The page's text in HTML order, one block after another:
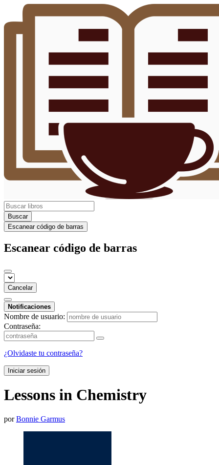
Buscar
Escanear código de barras
Escanear código de barras
Cancelar
Notificaciones
Nombre de usuario:
Contraseña:
¿Olvidaste tu contraseña?
Iniciar sesión
Lessons in Chemistry
porBonnie Garmus